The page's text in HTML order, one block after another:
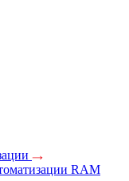
RAM